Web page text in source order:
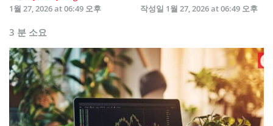
1월 27, 2026 at 06:49 오후
작성일 1월 27, 2026 at 06:49 오후
3 분 소요